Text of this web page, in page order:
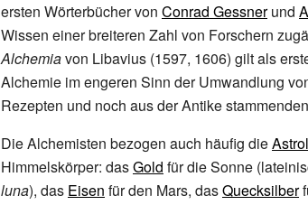
ersten Wörterbücher von Conrad Gessnerund
Wissen einer breiteren Zahl von Forschern
Alchemiavon Libavius (1597, 1606) gilt als
Alchemie im engeren Sinn der Umwandlung
Rezepten und noch aus der Antike
Die Alchemisten bezogen auch häufig die
Himmelskörper: dasGold für die Sonne
luna), das Eisen für den Mars, dasQuecksilber